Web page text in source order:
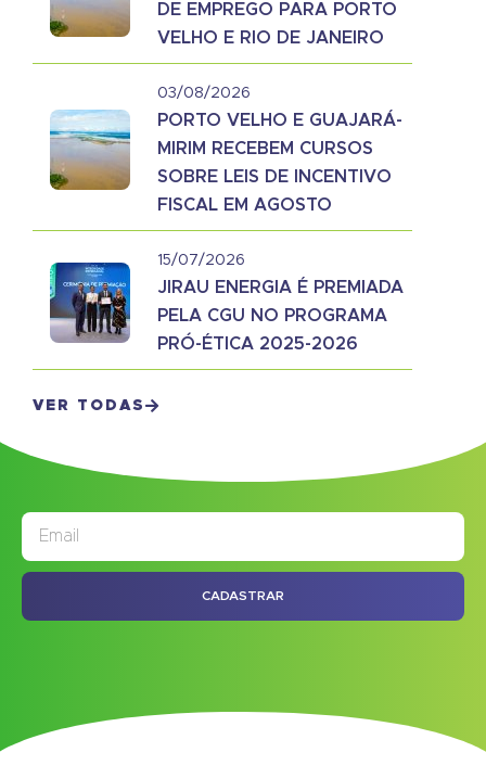
DE EMPREGO PARA PORTO
VELHO E RIO DE JANEIRO
03/08/2026
PORTO VELHO E GUAJARÁ-
MIRIM RECEBEM CURSOS
SOBRE LEIS DE INCENTIVO
FISCAL EM AGOSTO
15/07/2026
JIRAU ENERGIA É PREMIADA
PELA CGU NO PROGRAMA
PRÓ-ÉTICA 2025-2026
VER TODAS
CADASTRAR